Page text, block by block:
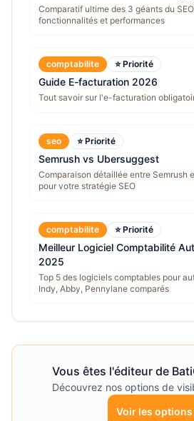
Comparatif ultime des 3 géants du
fonctionnalités et performances
comptabilite ⭐ Priorité
Guide E-facturation 2026
Tout savoir sur l'e-facturation
seo ⭐ Priorité
Semrush vs Ubersuggest
Comparaison détaillée entre Semrush
pour votre stratégie SEO
comptabilite ⭐ Priorité
Meilleur Logiciel Comptabilité
2025
Top 5 des logiciels comptables pour
Indy, Abby, Pennylane comparés
Vous êtes l'éditeur de
Découvrez nos options de
Voir les